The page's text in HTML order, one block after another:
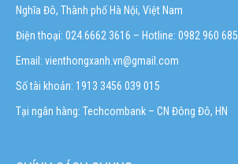
Nghĩa Đô, Thành phố Hà Nội, Việt Nam
Điện thoại: 024.6662 3616 – Hotline: 0982 960 685
Email: vienthongxanh.vn@gmail.com
Số tài khoản: 1913 3456 039 015
Tại ngân hàng: Techcombank – CN Đông Đô, HN